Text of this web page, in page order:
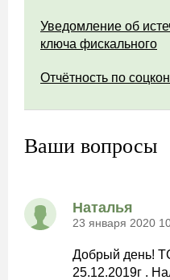
Уведомление об
ключа фискального
Отчётность по
Ваши вопросы
Наталья
23 января 2020
Добрый день!
25.12.2019г .